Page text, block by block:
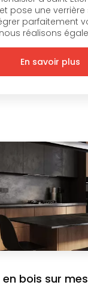
pose une verrière
parfaitement
réalisons
En savoir plus
en bois sur